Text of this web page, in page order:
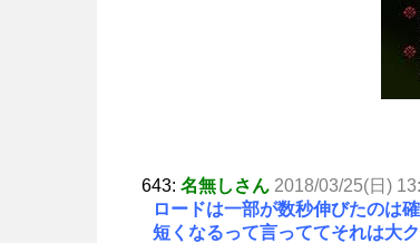
643: 名無しさん 2018/03/25(日)
ロードは一部が数秒伸びたのは
短くなるって言っててそれは大